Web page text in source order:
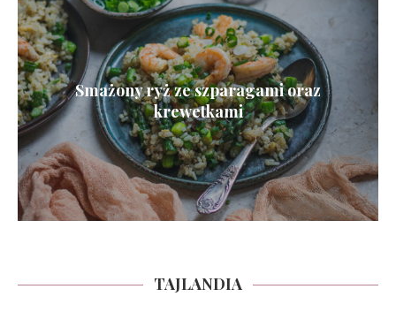
Smażony ryż ze szparagami oraz
krewetkami
TAJLANDIA